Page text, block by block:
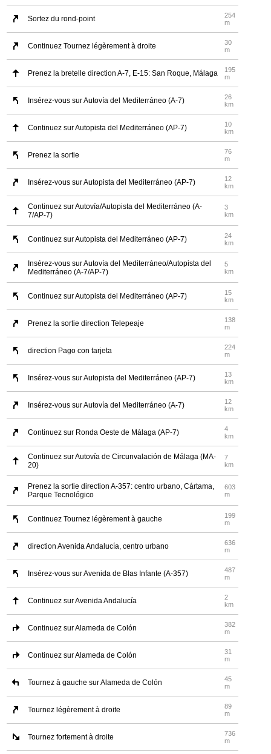
Sortez du rond-point
254
m
Continuez Tournez légèrement à droite
30
m
Prenez la bretelle direction A-7, E-15: San Roque, Málaga
195
m
Insérez-vous sur Autovía del Mediterráneo (A-7)
26
km
Continuez sur Autopista del Mediterráneo (AP-7)
10
km
Prenez la sortie
76
m
Insérez-vous sur Autopista del Mediterráneo (AP-7)
12
km
Continuez sur Autovía/Autopista del Mediterráneo (A-
7/AP-7)
3
km
Continuez sur Autopista del Mediterráneo (AP-7)
24
km
Insérez-vous sur Autovía del Mediterráneo/Autopista del
Mediterráneo (A-7/AP-7)
5
km
Continuez sur Autopista del Mediterráneo (AP-7)
15
km
Prenez la sortie direction Telepeaje
138
m
direction Pago con tarjeta
224
m
Insérez-vous sur Autopista del Mediterráneo (AP-7)
13
km
Insérez-vous sur Autovía del Mediterráneo (A-7)
12
km
Continuez sur Ronda Oeste de Málaga (AP-7)
4
km
Continuez sur Autovía de Circunvalación de Málaga (MA-
20)
7
km
Prenez la sortie direction A-357: centro urbano, Cártama,
Parque Tecnológico
603
m
Continuez Tournez légèrement à gauche
199
m
direction Avenida Andalucía, centro urbano
636
m
Insérez-vous sur Avenida de Blas Infante (A-357)
487
m
Continuez sur Avenida Andalucía
2
km
Continuez sur Alameda de Colón
382
m
Continuez sur Alameda de Colón
31
m
Tournez à gauche sur Alameda de Colón
45
m
Tournez légèrement à droite
89
m
Tournez fortement à droite
736
m